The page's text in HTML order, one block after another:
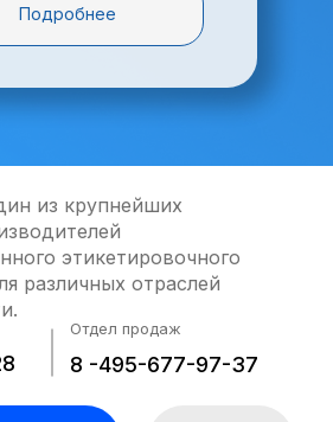
Подробнее
из крупнейших
этикетировочного
различных отраслей
Отдел продаж
8 -495-677-97-37